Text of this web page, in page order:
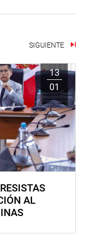
SIGUIENTE
13
01
AL